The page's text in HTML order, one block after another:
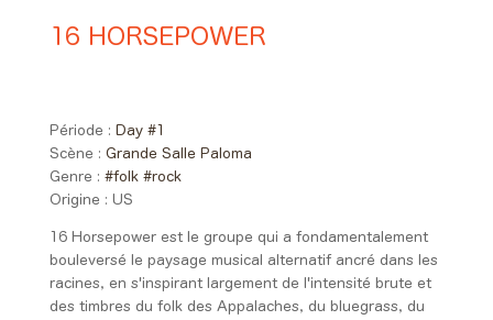
16 HORSEPOWER
Période :
Day #1
Scène : Grande Salle Paloma
Genre : #folk #rock
Origine : US
16 Horsepower est le groupe qui a fondamentalement
bouleversé le paysage musical alternatif ancré dans les
racines, en s'inspirant largement de l'intensité brute et
des timbres du folk des Appalaches, du bluegrass, du